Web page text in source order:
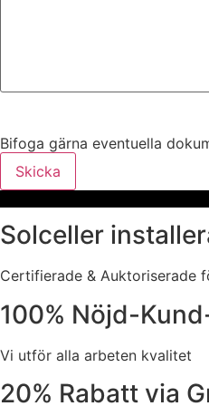
Bifoga gärna eventuella
Skicka
Solceller
Certifierade & Auktoriserade
100% Nöjd-
Vi utför alla arbeten kvalitet
20% Rabatt via